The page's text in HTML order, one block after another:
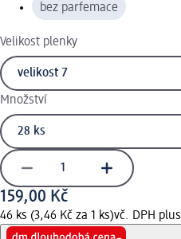
bez parfemace
Velikost plenky
Množství
159,00 Kč
46 ks (3,46 Kč za 1 ks)vč. DPH plus